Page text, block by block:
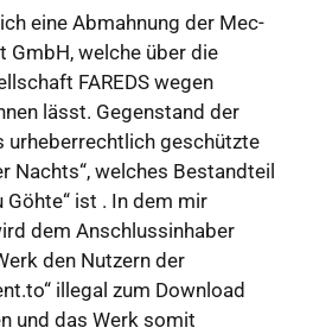
eine Abmahnung der Mec-
GmbH, welche über die
FAREDS wegen
lässt. Gegenstand der
urheberrechtlich geschützte
Nachts“, welches Bestandteil
Göhte“ ist . In dem mir
dem Anschlussinhaber
den Nutzern der
illegal zum Download
und das Werk somit